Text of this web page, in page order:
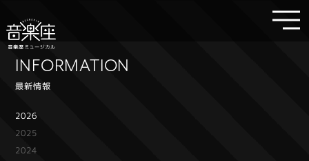
INFORMATION
最新情報
2026
2025
2024